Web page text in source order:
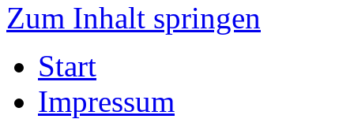
Zum Inhalt springen
Start
Impressum